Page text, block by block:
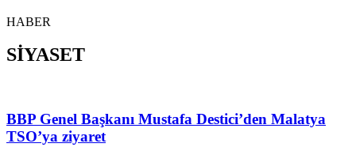
HABER
SİYASET
BBP Genel Başkanı Mustafa Destici’den Malatya
TSO’ya ziyaret